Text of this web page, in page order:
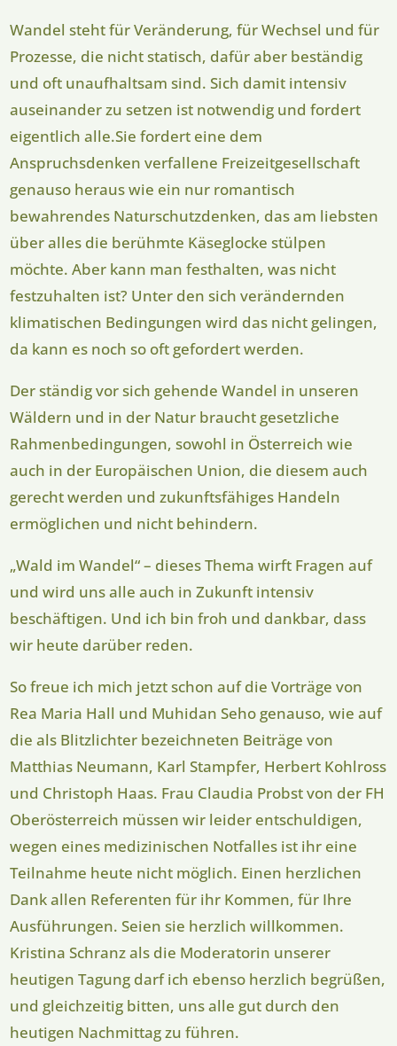
Wandel steht für Veränderung, für Wechsel und für
Prozesse, die nicht statisch, dafür aber beständig
und oft unaufhaltsam sind. Sich damit intensiv
auseinander zu setzen ist notwendig und fordert
eigentlich alle.Sie fordert eine dem
Anspruchsdenken verfallene Freizeitgesellschaft
genauso heraus wie ein nur romantisch
bewahrendes Naturschutzdenken, das am liebsten
über alles die berühmte Käseglocke stülpen
möchte. Aber kann man festhalten, was nicht
festzuhalten ist? Unter den sich verändernden
klimatischen Bedingungen wird das nicht gelingen,
da kann es noch so oft gefordert werden.
Der ständig vor sich gehende Wandel in unseren
Wäldern und in der Natur braucht gesetzliche
Rahmenbedingungen, sowohl in Österreich wie
auch in der Europäischen Union, die diesem auch
gerecht werden und zukunftsfähiges Handeln
ermöglichen und nicht behindern.
„Wald im Wandel“ – dieses Thema wirft Fragen auf
und wird uns alle auch in Zukunft intensiv
beschäftigen. Und ich bin froh und dankbar, dass
wir heute darüber reden.
So freue ich mich jetzt schon auf die Vorträge von
Rea Maria Hall und Muhidan Seho genauso, wie auf
die als Blitzlichter bezeichneten Beiträge von
Matthias Neumann, Karl Stampfer, Herbert Kohlross
und Christoph Haas. Frau Claudia Probst von der FH
Oberösterreich müssen wir leider entschuldigen,
wegen eines medizinischen Notfalles ist ihr eine
Teilnahme heute nicht möglich. Einen herzlichen
Dank allen Referenten für ihr Kommen, für Ihre
Ausführungen. Seien sie herzlich willkommen.
Kristina Schranz als die Moderatorin unserer
heutigen Tagung darf ich ebenso herzlich begrüßen,
und gleichzeitig bitten, uns alle gut durch den
heutigen Nachmittag zu führen.